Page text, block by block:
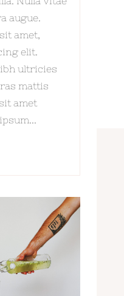
augue.
amet,
elit.
ultricies
mattis
amet